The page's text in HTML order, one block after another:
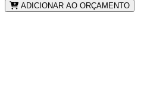
ADICIONAR AO ORÇAMENTO